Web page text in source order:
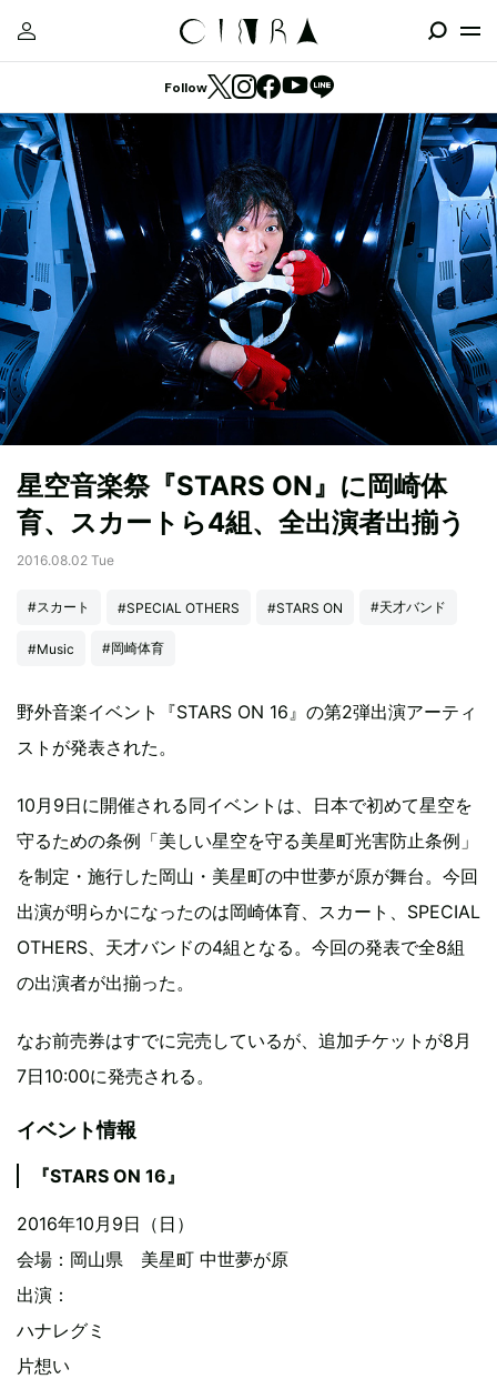
Follow
星空音楽祭『STARS ON』に岡崎体
育、スカートら4組、全出演者出揃う
2016.08.02 Tue
#スカート #SPECIAL OTHERS #STARS ON #天才バンド
#Music #岡崎体育
野外音楽イベント『STARS ON 16』の第2弾出演アーティ
ストが発表された。
10月9日に開催される同イベントは、日本で初めて星空を
守るための条例「美しい星空を守る美星町光害防止条例」
を制定・施行した岡山・美星町の中世夢が原が舞台。今回
出演が明らかになったのは岡崎体育、スカート、SPECIAL
OTHERS、天才バンドの4組となる。今回の発表で全8組
の出演者が出揃った。
なお前売券はすでに完売しているが、追加チケットが8月
7日10:00に発売される。
イベント情報
『STARS ON 16』
2016年10月9日（日）
会場：岡山県 美星町 中世夢が原
出演：
ハナレグミ
片想い